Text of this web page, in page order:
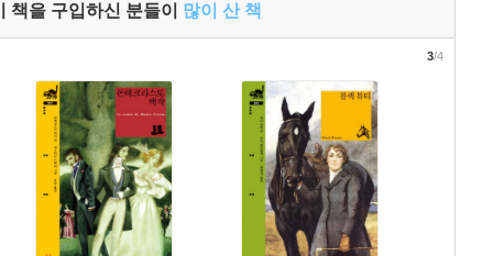
책을 구입하신 분들이 많이 산 책
3/4